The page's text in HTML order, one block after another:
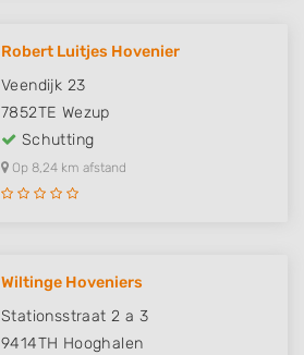
Robert Luitjes Hovenier
Veendijk 23
7852TE Wezup
Schutting
Op 8,24 km afstand
Wiltinge Hoveniers
Stationsstraat 2 a 3
9414TH Hooghalen